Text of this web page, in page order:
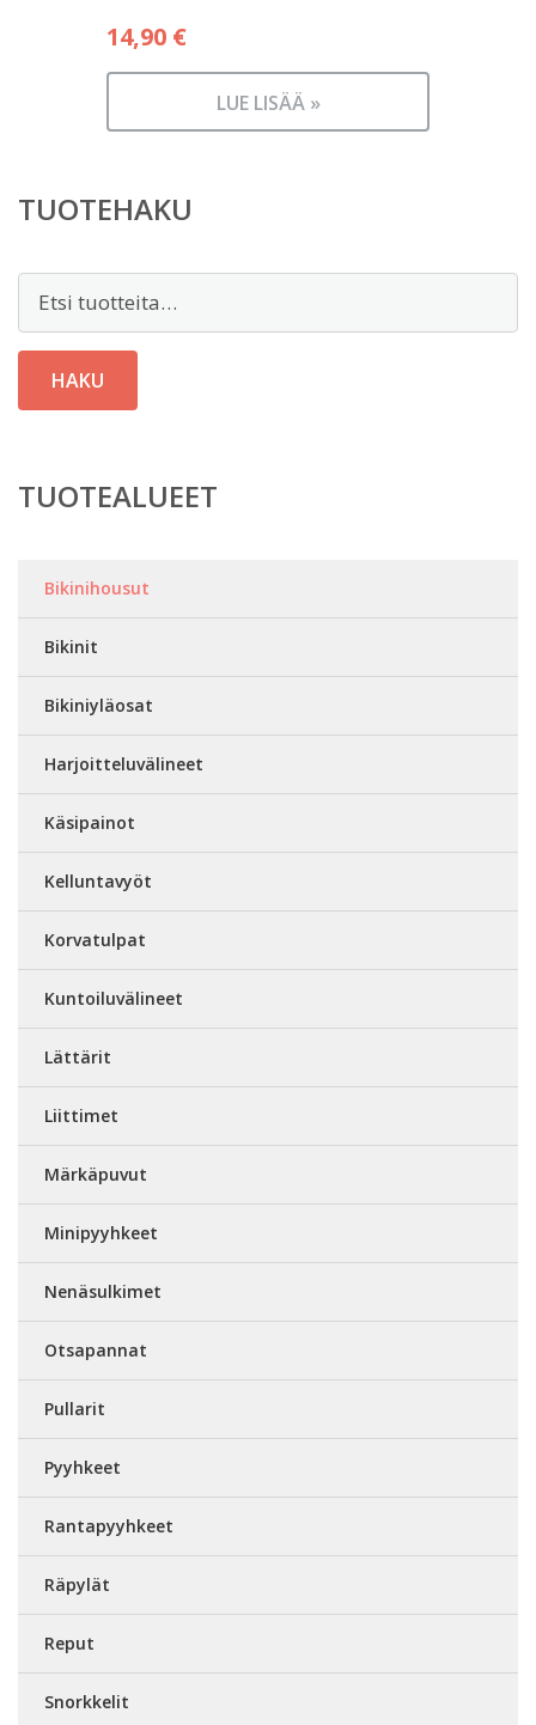
14,90 €
LUE LISÄÄ »
TUOTEHAKU
Etsi:
HAKU
TUOTEALUEET
Bikinihousut
Bikinit
Bikiniyläosat
Harjoitteluvälineet
Käsipainot
Kelluntavyöt
Korvatulpat
Kuntoiluvälineet
Lättärit
Liittimet
Märkäpuvut
Minipyyhkeet
Nenäsulkimet
Otsapannat
Pullarit
Pyyhkeet
Rantapyyhkeet
Räpylät
Reput
Snorkkelit